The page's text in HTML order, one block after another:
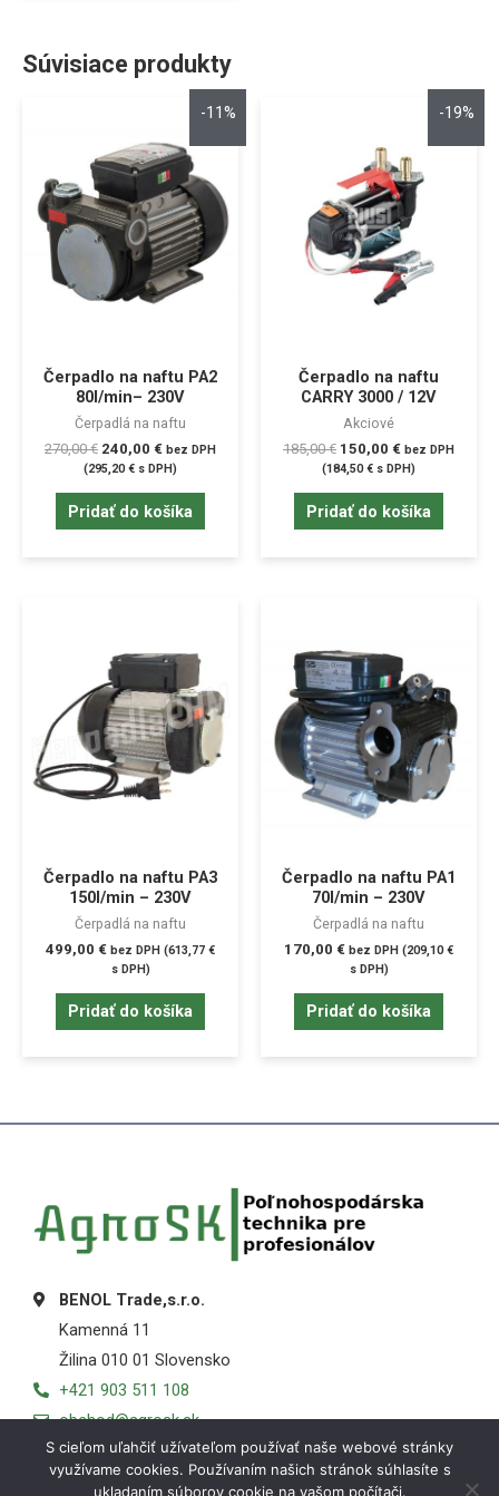
Súvisiace produkty
-11%
Čerpadlo na naftu PA2
80l/min– 230V
Čerpadlá na naftu
270,00€ 240,00 € bez DPH
(295,20€ s DPH)
Pridať do košíka
-19%
Čerpadlo na naftu
CARRY 3000 / 12V
Akciové
185,00€ 150,00 € bez DPH
(184,50€ s DPH)
Pridať do košíka
Čerpadlo na naftu PA3
150l/min – 230V
Čerpadlá na naftu
499,00 € bez DPH (613,77 €
s DPH)
Pridať do košíka
Čerpadlo na naftu PA1
70l/min – 230V
Čerpadlá na naftu
170,00 € bez DPH (209,10€
s DPH)
Pridať do košíka
BENOL Trade,s.r.o.
Kamenná 11
Žilina 010 01 Slovensko
+421 903 511 108
obchod@agrosk.sk
S cieľom uľahčiť užívateľom používať naše webové stránky
využívame cookies. Používaním našich stránok súhlasíte s
ukladaním súborov cookie na vašom počítači.